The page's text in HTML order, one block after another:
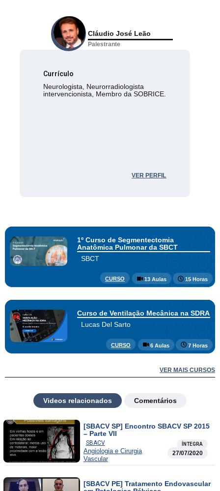
Cláudio José Leão
Palestrante
Currículo
Neurologista, Neurorradiologista
intervencionista, Membro da SOBRICE.
VER PERFIL
1º Curso de Segmentectomia
Anatômica Pulmonar da SBCT
SBCT
CURSO 13 Aulas 15 Horas
Curso de Ventilação Mecânica na SDRA
Lucas Del Sarto
CURSO 6 Aulas 7 Horas
VER MAIS CURSOS
Videos relacionados Comentários
[SBACV SP] Encontro SBACV SP 2015
– Parte VII
SBACV ÍNTEGRA
Angiologia e Cirurgia
Vascular
27/07/2020
[SBACV PE] Tratamento Endovascular